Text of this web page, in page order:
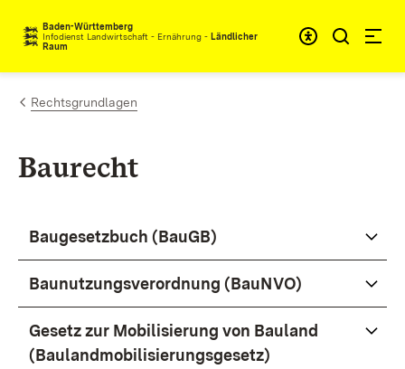
Zum Inhalt springen
Baden-Württemberg
Infodienst Landwirtschaft - Ernährung - Ländlicher
Raum
Rechtsgrundlagen
Baurecht
Baugesetzbuch (BauGB)
Baunutzungsverordnung (BauNVO)
Gesetz zur Mobilisierung von Bauland
(Baulandmobilisierungsgesetz)